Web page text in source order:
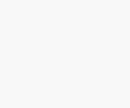
das Rathaus Markersdorf